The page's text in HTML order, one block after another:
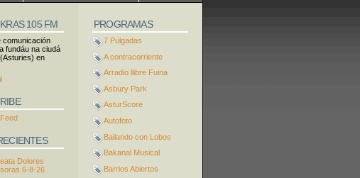
PROGRAMAS
7 Pulgadas
A contracorriente
Arradio llibre Fuina
Asbury Park
AsturScore
Autofoto
Bailando con Lobos
Bakanal Musical
Barrios Abiertos
105 FM
comunicación
fundáu na ciudá
en
Dolores
6-8-26